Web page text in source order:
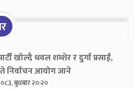
खोल्दै धवल शम्शेर र दुर्गा प्रसाईं,
निर्वाचन आयोग जाने
बुधबार २०:२०